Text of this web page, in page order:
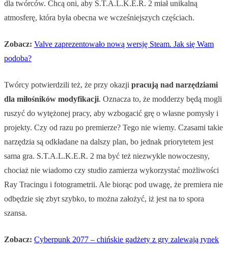
dla twórców. Chcą oni, aby S.T.A.L.K.E.R. 2 miał unikalną
atmosferę, która była obecna we wcześniejszych częściach.
Zobacz: Valve zaprezentowało nową wersję Steam. Jak się Wam
podoba?
Twórcy potwierdzili też, że przy okazji pracują nad narzędziami
dla miłośników modyfikacji. Oznacza to, że modderzy będą mogli
ruszyć do wytężonej pracy, aby wzbogacić grę o własne pomysły i
projekty. Czy od razu po premierze? Tego nie wiemy. Czasami takie
narzędzia są odkładane na dalszy plan, bo jednak priorytetem jest
sama gra. S.T.A.L.K.E.R. 2 ma być też niezwykle nowoczesny,
chociaż nie wiadomo czy studio zamierza wykorzystać możliwości
Ray Tracingu i fotogrametrii. Ale biorąc pod uwagę, że premiera nie
odbędzie się zbyt szybko, to można założyć, iż jest na to spora
szansa.
Zobacz: Cyberpunk 2077 – chińskie gadżety z gry zalewają rynek